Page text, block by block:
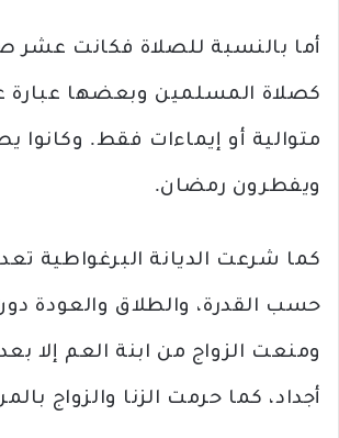
أما بالنسبة للصلاة فكانت عشر
كصلاة المسلمين وبعضها
متوالية أو إيماءات فقط. وكانوا
ويفطرون رمضان.
كما شرعت الديانة البرغواطية
حسب القدرة، والطلاق والعودة
ومنعت الزواج من ابنة العم إلا بعد
أجداد، كما حرمت الزنا والزواج